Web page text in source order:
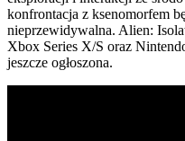
konfrontacja z ksenomorfem
nieprzewidywalna. Alien:
Xbox Series X/S oraz
jeszcze ogłoszona.